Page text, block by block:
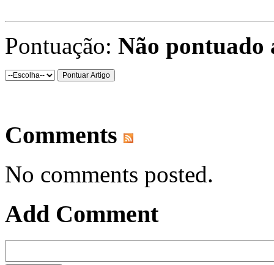
Pontuação: Não pontuado
Comments
No comments posted.
Add Comment